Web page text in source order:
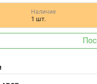
Наличие
1 шт.